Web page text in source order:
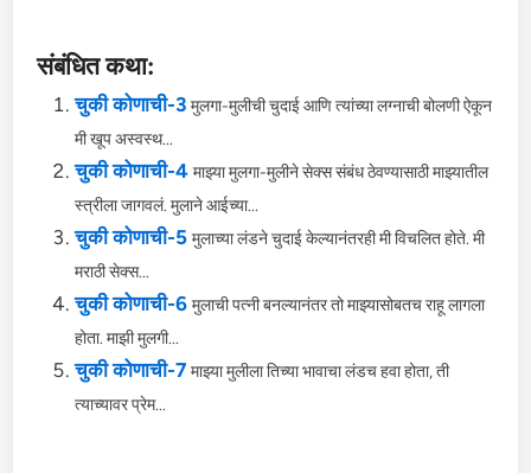
संबंधित कथा:
चुकी कोणाची-3 मुलगा-मुलीची चुदाई आणि त्यांच्या लग्नाची बोलणी ऐकून
मी खूप अस्वस्थ...
चुकी कोणाची-4 माझ्या मुलगा-मुलीने सेक्स संबंध ठेवण्यासाठी माझ्यातील
स्त्रीला जागवलं. मुलाने आईच्या...
चुकी कोणाची-5 मुलाच्या लंडने चुदाई केल्यानंतरही मी विचलित होते. मी
मराठी सेक्स...
चुकी कोणाची-6 मुलाची पत्नी बनल्यानंतर तो माझ्यासोबतच राहू लागला
होता. माझी मुलगी...
चुकी कोणाची-7 माझ्या मुलीला तिच्या भावाचा लंडच हवा होता, ती
त्याच्यावर प्रेम...